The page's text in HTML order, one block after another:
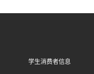
学生消费者信息